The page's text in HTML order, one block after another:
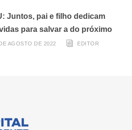
Juntos, pai e filho dedicam
para salvar a do próximo
AGOSTO DE 2022 EDITOR